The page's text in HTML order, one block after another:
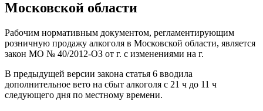
Московской области
Рабочим нормативным документом, регламентирующим
розничную продажу алкоголя в Московской области, является
закон МО № 40/2012-ОЗ от г. с изменениями на г.
В предыдущей версии закона статья 6 вводила
дополнительное вето на сбыт алкоголя с 21 ч до 11 ч
следующего дня по местному времени.